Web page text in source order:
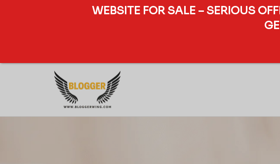
WEBSITE FOR SALE – SERIOUS